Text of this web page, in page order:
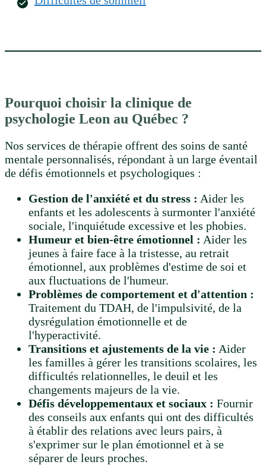
Pourquoi choisir la clinique de
psychologie Leon au Québec ?
Nos services de thérapie offrent des soins de santé
mentale personnalisés, répondant à un large éventail
de défis émotionnels et psychologiques :
Gestion de l'anxiété et du stress : Aider les
enfants et les adolescents à surmonter l'anxiété
sociale, l'inquiétude excessive et les phobies.
Humeur et bien-être émotionnel : Aider les
jeunes à faire face à la tristesse, au retrait
émotionnel, aux problèmes d'estime de soi et
aux fluctuations de l'humeur.
Problèmes de comportement et d'attention :
Traitement du TDAH, de l'impulsivité, de la
dysrégulation émotionnelle et de
l'hyperactivité.
Transitions et ajustements de la vie : Aider
les familles à gérer les transitions scolaires, les
difficultés relationnelles, le deuil et les
changements majeurs de la vie.
Défis développementaux et sociaux : Fournir
des conseils aux enfants qui ont des difficultés
à établir des relations avec leurs pairs, à
s'exprimer sur le plan émotionnel et à se
séparer de leurs proches.